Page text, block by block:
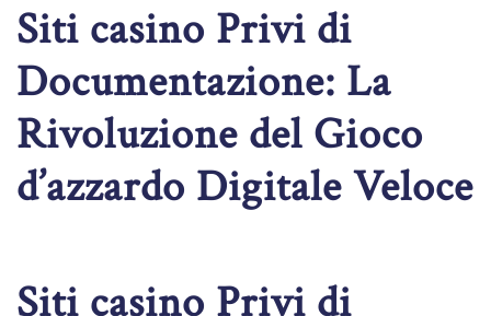
Siti casino Privi di
Documentazione: La
Rivoluzione del Gioco
d’azzardo Digitale Veloce
Siti casino Privi di